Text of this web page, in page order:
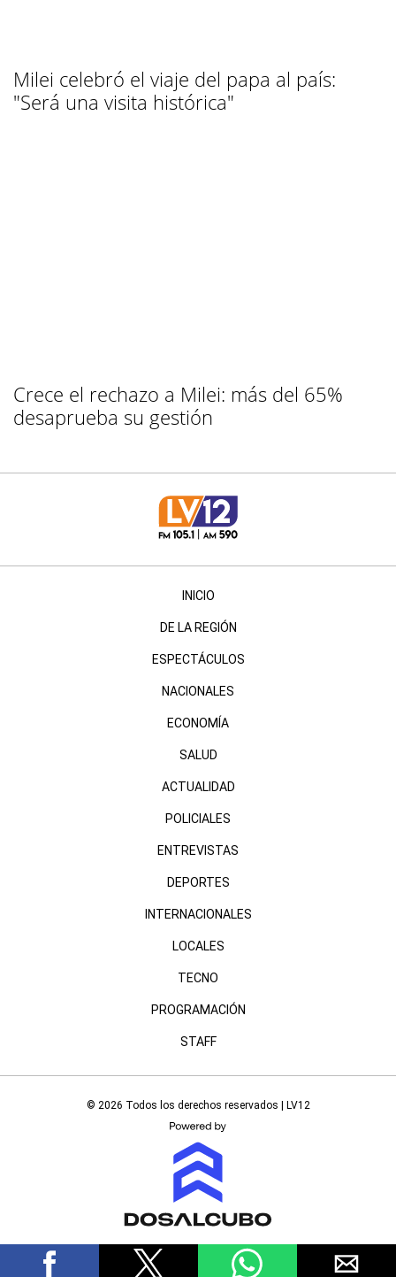
Milei celebró el viaje del papa al país:
"Será una visita histórica"
Crece el rechazo a Milei: más del 65%
desaprueba su gestión
INICIO
DE LA REGIÓN
ESPECTÁCULOS
NACIONALES
ECONOMÍA
SALUD
ACTUALIDAD
POLICIALES
ENTREVISTAS
DEPORTES
INTERNACIONALES
LOCALES
TECNO
PROGRAMACIÓN
STAFF
© 2026 Todos los derechos reservados | LV12